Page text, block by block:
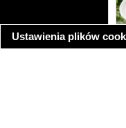
Ustawienia plików
informacja